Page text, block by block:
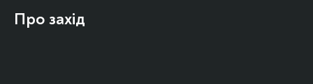
Про захід